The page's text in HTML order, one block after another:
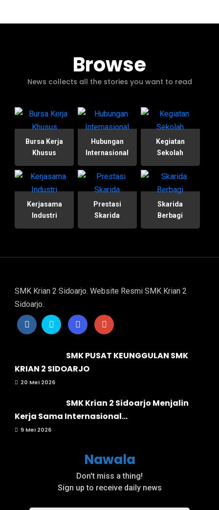
Browse
News collects all the stories you want to read
Bursa Kerja
Khusus
Hubungan
Internasional
Kegiatan
Sekolah
Kerjasama
Industri
Prestasi
Skarida
Skarida
Berbagi
SMK Krian 2 Sidoarjo. Website Resmi SMK Krian 2
Sidoarjo.
SMK PUSAT KEUNGGULAN SMK
KRIAN 2 SIDOARJO
20 Mei 2026
SMK Krian 2 Sidoarjo Menjalin
Kerja Sama Internasional...
9 Mei 2026
Nawala
Don't miss a thing!
Sign up to receive daily news